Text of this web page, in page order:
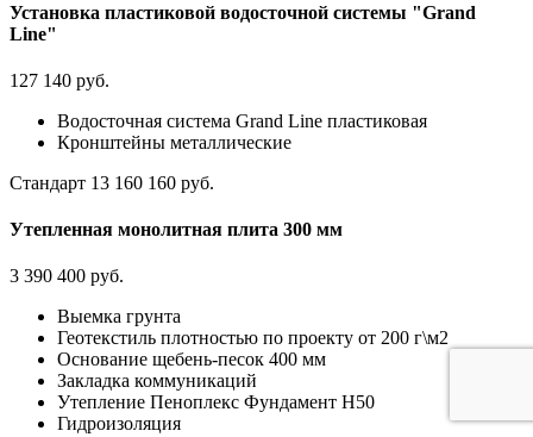
Установка пластиковой водосточной системы "Grand
Line"
127 140 руб.
Водосточная система Grand Line пластиковая
Кронштейны металлические
Стандарт 13 160 160 руб.
Утепленная монолитная плита 300 мм
3 390 400 руб.
Выемка грунта
Геотекстиль плотностью по проекту от 200 г\м2
Основание щебень-песок 400 мм
Закладка коммуникаций
Утепление Пеноплекс Фундамент H50
Гидроизоляция